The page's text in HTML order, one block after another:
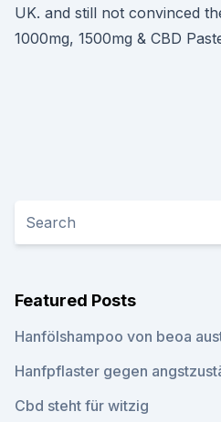
UK. and still not convinced
1000mg, 1500mg & CBD
Featured Posts
Hanfölshampoo von beoa
Hanfpflaster gegen
Cbd steht für witzig